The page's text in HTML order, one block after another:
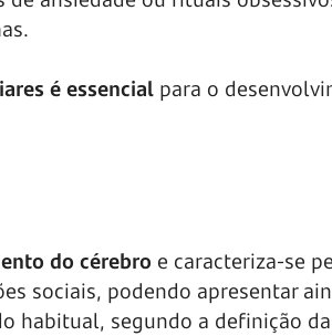
é essencial para o
do cérebro e caracteriza-se
sociais, podendo apresentar
habitual, segundo a definição